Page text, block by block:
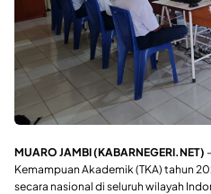
MUARO JAMBI (KABARNEGERI.NET)
Kemampuan Akademik (TKA) tahun
secara nasional di seluruh wilayah